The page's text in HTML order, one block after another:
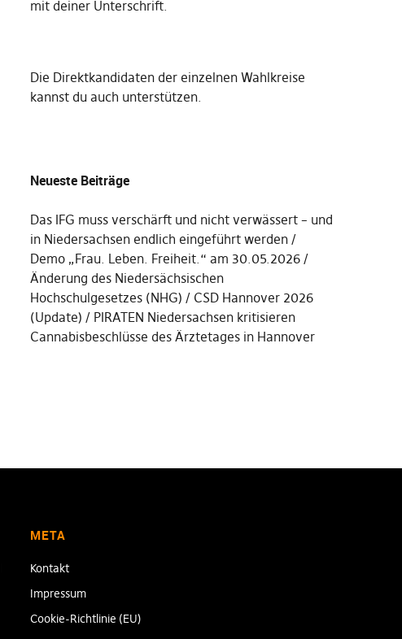
mit deiner Unterschrift.
Die Direktkandidaten der einzelnen Wahlkreise
kannst du auch unterstützen.
Neueste Beiträge
Das IFG muss verschärft und nicht verwässert – und
in Niedersachsen endlich eingeführt werden
Demo „Frau. Leben. Freiheit.“ am 30.05.2026
Änderung des Niedersächsischen
Hochschulgesetzes (NHG)
CSD Hannover 2026
(Update)
PIRATEN Niedersachsen kritisieren
Cannabisbeschlüsse des Ärztetages in Hannover
META
Kontakt
Impressum
Cookie-Richtlinie (EU)